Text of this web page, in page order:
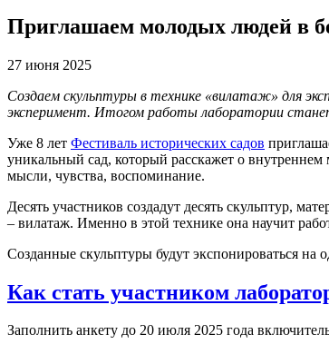
Приглашаем молодых людей в
27 июня 2025
Создаем скульптуры в технике «вилатаж» для
эксперимент. Итогом работы лаборатории
Уже 8 лет Фестиваль исторических садов
уникальный сад, который расскажет о
мысли, чувства, воспоминание.
Десять участников создадут десять скульптур,
– вилатаж. Именно в этой технике она научит
Созданные скульптуры будут экспонироваться на
Как стать участником
Заполнить анкету до 20 июля 2025 года